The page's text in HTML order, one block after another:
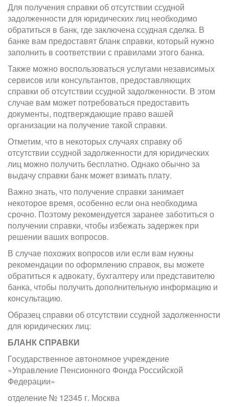
Для получения справки об отсутствии ссудной
задолженности для юридических лиц необходимо
обратиться в банк, где заключена ссудная сделка. В
банке вам предоставят бланк справки, который нужно
заполнить в соответствии с правилами этого банка.
Также можно воспользоваться услугами независимых
сервисов или консультантов, предоставляющих
справки об отсутствии ссудной задолженности. В этом
случае вам может потребоваться предоставить
документы, подтверждающие право вашей
организации на получение такой справки.
Отметим, что в некоторых случаях справку об
отсутствии ссудной задолженности для юридических
лиц можно получить бесплатно. Однако обычно за
выдачу справки банк может взимать плату.
Важно знать, что получение справки занимает
некоторое время, особенно если она необходима
срочно. Поэтому рекомендуется заранее заботиться о
получении справки, чтобы избежать задержек при
решении ваших вопросов.
В случае похожих вопросов или если вам нужны
рекомендации по оформлению справок, вы можете
обратиться к адвокату, бухгалтеру или представителю
банка, чтобы получить дополнительную информацию и
консультацию.
Образец справки об отсутствии ссудной задолженности
для юридических лиц:
БЛАНК СПРАВКИ
Государственное автономное учреждение
«Управление Пенсионного Фонда Российской
Федерации»
отделение № 12345 г. Москва